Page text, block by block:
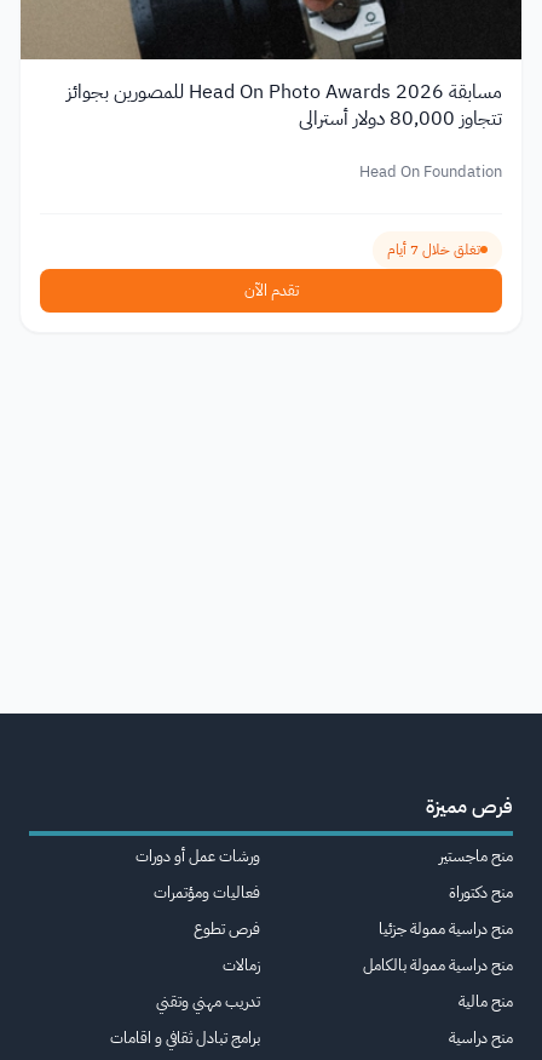
مسابقة Head On Photo Awards 2026 للمصورين بجوائز
تتجاوز 80,000 دولار أسترالي
Head On Foundation
تغلق خلال 7 أيام
تقدم الآن
فرص مميزة
منح ماجستير
منح دكتوراة
منح دراسية ممولة جزئيا
منح دراسية ممولة بالكامل
منح مالية
منح دراسية
ورشات عمل أو دورات
فعاليات ومؤتمرات
فرص تطوع
زمالات
تدريب مهني وتقني
برامج تبادل ثقافي و اقامات